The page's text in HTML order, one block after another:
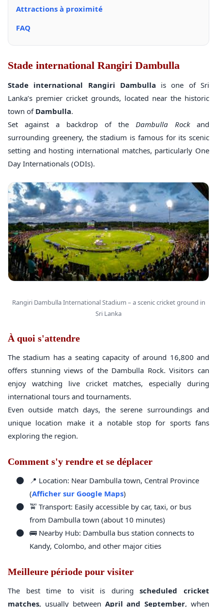
Attractions à proximité
FAQ
Stade international Rangiri Dambulla
Stade international Rangiri Dambulla is one of Sri
Lanka’s premier cricket grounds, located near the historic
town of Dambulla.
Set against a backdrop of the Dambulla Rockand
surrounding greenery, the stadium is famous for its scenic
setting and hosting international matches, particularly One
Day Internationals (ODIs).
Rangiri Dambulla International Stadium – a scenic cricket ground in
Sri Lanka
À quoi s'attendre
The stadium has a seating capacity of around 16,800 and
offers stunning views of the Dambulla Rock. Visitors can
enjoy watching live cricket matches, especially during
international tours and tournaments.
Even outside match days, the serene surroundings and
unique location make it a notable stop for sports fans
exploring the region.
Comment s'y rendre et se déplacer
📍 Location: Near Dambulla town, Central Province
(Afficher sur Google Maps)
🚖 Transport: Easily accessible by car, taxi, or bus
from Dambulla town (about 10 minutes)
🚌 Nearby Hub: Dambulla bus station connects to
Kandy, Colombo, and other major cities
Meilleure période pour visiter
The best time to visit is duringscheduled cricket
matches, usually between April and September, when